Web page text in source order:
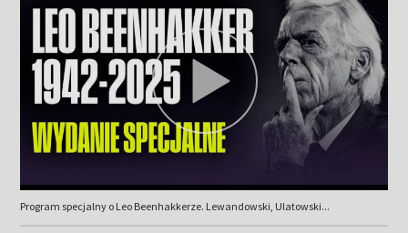
Program specjalny o Leo Beenhakkerze. Lewandowski, Ulatowski...